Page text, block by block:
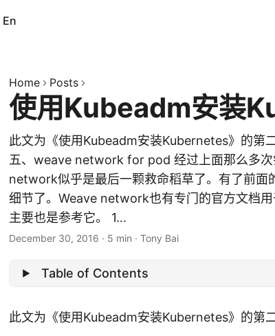
En
Home Posts
使用Kubeadm安装
此文为《使用Kubeadm安装Kubernetes》的第
五、weave network for pod 经过上面那么多
network似乎是最后一颗救命稻草了。有了前面
细节了。Weave network也有专门的官方文档
主要也是参考它。 1...
December 30, 2016 · 5 min · Tony Bai
Table of Contents
此文为《使用Kubeadm安装Kubernetes》的第